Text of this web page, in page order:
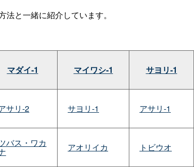
と一緒に紹介しています。
マダイ-1 マイワシ-1 サヨリ-1
サリ-2 サヨリ-1 アサリ-1
バス・ワカ アオリイカ トビウオ